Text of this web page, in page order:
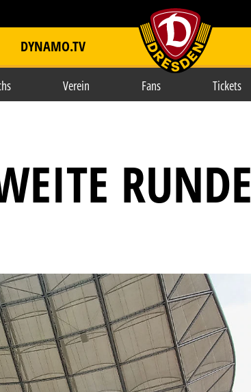
DYNAMO.TV item.title
Verein Fans Tickets
RUNDE